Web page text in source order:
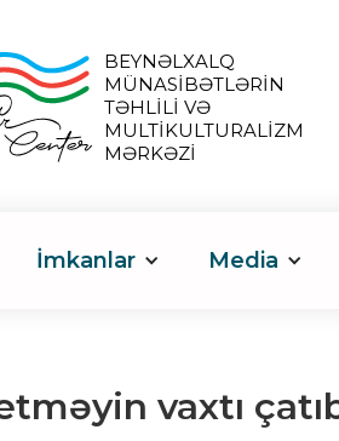
BEYNƏLXALQ
MÜNASİBƏTLƏRİN
TƏHLİLİ VƏ
MULTİKULTURALİZM
MƏRKƏZİ
İmkanlar Media
vaxtı